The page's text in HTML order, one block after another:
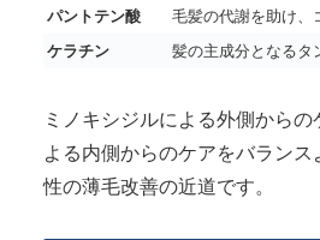
パントテン酸
毛髪の代謝を助け、
ケラチン
髪の主成分となるタ
ミノキシジルによる外側から
よる内側からのケアをバラン
性の薄毛改善の近道です。